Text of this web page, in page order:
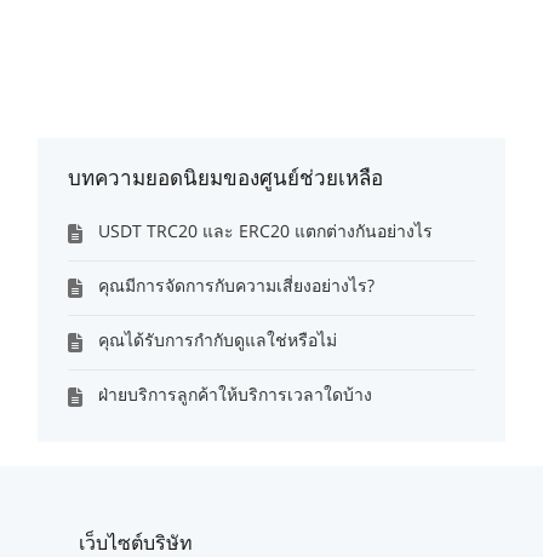
บทความยอดนิยมของศูนย์ช่วยเหลือ
USDT TRC20 และ ERC20 แตกต่างกันอย่างไร
คุณมีการจัดการกับความเสี่ยงอย่างไร?
คุณได้รับการกำกับดูแลใช่หรือไม่
ฝ่ายบริการลูกค้าให้บริการเวลาใดบ้าง
เว็บไซต์บริษัท